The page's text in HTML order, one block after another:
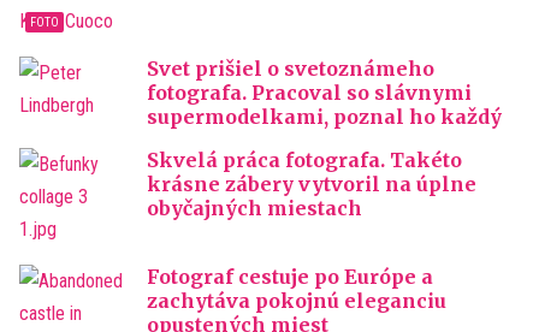
Svet prišiel o svetoznámeho
fotografa. Pracoval so slávnymi
supermodelkami, poznal ho každý
Skvelá práca fotografa. Takéto
krásne zábery vytvoril na úplne
obyčajných miestach
Fotograf cestuje po Európe a
zachytáva pokojnú eleganciu
opustených miest